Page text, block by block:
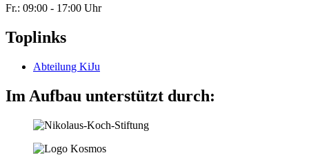
Fr.: 09:00 - 17:00 Uhr
Toplinks
Abteilung KiJu
Im Aufbau unterstützt durch: